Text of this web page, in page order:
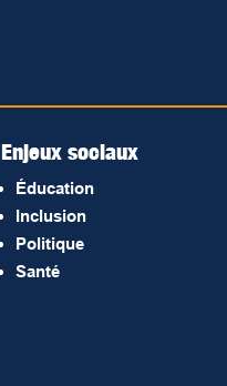
Enjeux sociaux
Éducation
Inclusion
Politique
Santé